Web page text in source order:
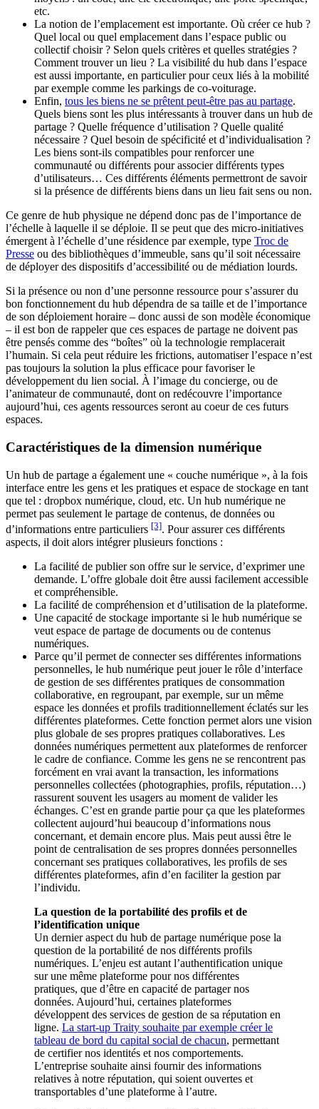
etc.
La notion de l’emplacement est importante. Où créer ce hub ?
Quel local ou quel emplacement dans l’espace public ou
collectif choisir ? Selon quels critères et quelles stratégies ?
Comment trouver un lieu ? La visibilité du hub dans l’espace
est aussi importante, en particulier pour ceux liés à la mobilité
par exemple comme les parkings de co-voiturage.
Enfin, tous les biens ne se prêtent peut-être pas au partage.
Quels biens sont les plus intéressants à trouver dans un hub de
partage ? Quelle fréquence d’utilisation ? Quelle qualité
nécessaire ? Quel besoin de spécificité et d’individualisation ?
Les biens sont-ils compatibles pour renforcer une
communauté ou différents pour associer différents types
d’utilisateurs… Ces différents éléments permettront de savoir
si la présence de différents biens dans un lieu fait sens ou non.
Ce genre de hub physique ne dépend donc pas de l’importance de
l’échelle à laquelle il se déploie. Il se peut que des micro-initiatives
émergent à l’échelle d’une résidence par exemple, type Troc de
Presse ou des bibliothèques d’immeuble, sans qu’il soit nécessaire
de déployer des dispositifs d’accessibilité ou de médiation lourds.
Si la présence ou non d’une personne ressource pour s’assurer du
bon fonctionnement du hub dépendra de sa taille et de l’importance
de son déploiement horaire – donc aussi de son modèle économique
– il est bon de rappeler que ces espaces de partage ne doivent pas
être pensés comme des “boîtes” où la technologie remplacerait
l’humain. Si cela peut réduire les frictions, automatiser l’espace n’est
pas toujours la solution la plus efficace pour favoriser le
développement du lien social. À l’image du concierge, ou de
l’animateur de communauté, dont on redécouvre l’importance
aujourd’hui, ces agents ressources seront au coeur de ces futurs
espaces.
Caractéristiques de la dimension numérique
Un hub de partage a également une « couche numérique », à la fois
interface entre les gens et les pratiques et espace de stockage en tant
que tel : dropbox numérique, cloud, etc. Un hub numérique ne
permet pas seulement le partage de contenus, de données ou
d’informations entre particuliers [3]. Pour assurer ces différents
aspects, il doit alors intégrer plusieurs fonctions :
La facilité de publier son offre sur le service, d’exprimer une
demande. L’offre globale doit être aussi facilement accessible
et compréhensible.
La facilité de compréhension et d’utilisation de la plateforme.
Une capacité de stockage importante si le hub numérique se
veut espace de partage de documents ou de contenus
numériques.
Parce qu’il permet de connecter ses différentes informations
personnelles, le hub numérique peut jouer le rôle d’interface
de gestion de ses différentes pratiques de consommation
collaborative, en regroupant, par exemple, sur un même
espace les données et profils traditionnellement éclatés sur les
différentes plateformes. Cette fonction permet alors une vision
plus globale de ses propres pratiques collaboratives. Les
données numériques permettent aux plateformes de renforcer
le cadre de confiance. Comme les gens ne se rencontrent pas
forcément en vrai avant la transaction, les informations
personnelles collectées (photographies, profils, réputation…)
rassurent souvent les usagers au moment de valider les
échanges. C’est en grande partie pour ça que les plateformes
collectent aujourd’hui beaucoup d’informations nous
concernant, et demain encore plus. Mais peut aussi être le
point de centralisation de ses propres données personnelles
concernant ses pratiques collaboratives, les profils de ses
différentes plateformes, afin d’en faciliter la gestion par
l’individu.
La question de la portabilité des profils et de
l’identification unique
Un dernier aspect du hub de partage numérique pose la
question de la portabilité de nos différents profils
numériques. L’enjeu est autant l’authentification unique
sur une même plateforme pour nos différentes
pratiques, que d’être en capacité de partager nos
données. Aujourd’hui, certaines plateformes
développent des services de gestion de sa réputation en
ligne. La start-up Traity souhaite par exemple créer le
tableau de bord du capital social de chacun, permettant
de certifier nos identités et nos comportements.
L’entreprise souhaite ainsi fournir des informations
relatives à notre réputation, qui soient ouvertes et
transportables d’une plateforme à l’autre.